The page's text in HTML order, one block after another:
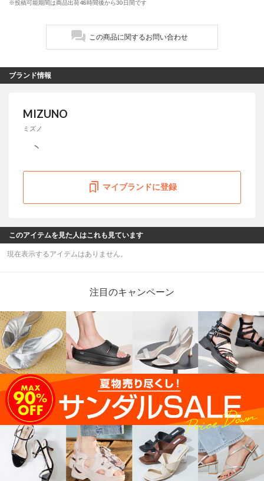
※投稿可能期間は商品出荷48時間後から30日間です
この商品に関するお問い合わせ
ブランド情報
MIZUNO
ミズノ
マイブランドに登録
このアイテムを見た人はこれも見ています
現在表示するアイテムはありません。
注目のキャンペーン